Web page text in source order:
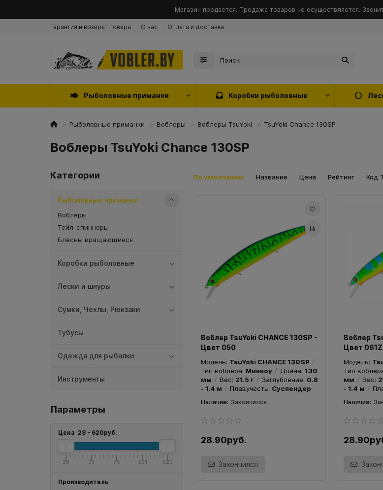
Магазин продается. Продажа товаров не осуществляется.
Гарантия и возврат товара О нас Оплата и доставка
Рыболовные приманки Коробки рыболовные
Рыболовные приманки Воблеры Воблеры TsuYoki TsuYoki Chance 130SP
Воблеры TsuYoki Chance 130SP
Категории
Рыболовные приманки
Воблеры
Тейл-спиннеры
Блёсны вращающиеся
Коробки рыболовные
Лески и шнуры
Сумки, Чехлы, Рюкзаки
Тубусы
Одежда для рыбалки
Инструменты
Параметры
Цена 28 - 620руб.
28 33 75 221 620
Производитель
По умолчанию Название Цена Рейтинг Код
Воблер TsuYoki CHANCE 130SP -
Цвет 050
Модель: TsuYoki CHANCE 130SP
Тип воблера: Минноу Длина: 130
мм
Вес: 21.5 г Заглубление: 0.8
- 1.4 м
Плавучесть: Суспендер
Закончился
28.90руб.
Закончился
Воблер
Цвет 061Z
Модель:
Тип
мм
Вес:
- 1.4 м